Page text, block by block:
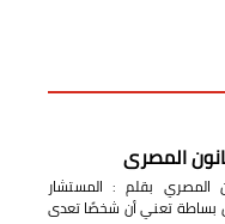
المصري
المصري بقلم : المستشار
بساطة تعني أن شخصًا تعدى